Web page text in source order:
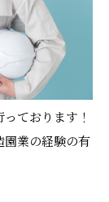
ております！
園業の経験の有